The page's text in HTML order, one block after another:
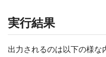
実行結果
出力されるのは以下の様な